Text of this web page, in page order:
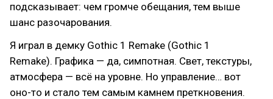
подсказывает: чем громче обещания, тем выше
шанс разочарования.
Я играл в демку Gothic 1 Remake (Gothic 1
Remake). Графика — да, симпотная. Свет, текстуры,
атмосфера — всё на уровне. Но управление… вот
оно-то и стало тем самым камнем преткновения.